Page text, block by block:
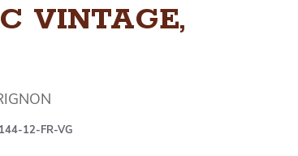
VINTAGE,
12-FR-VG